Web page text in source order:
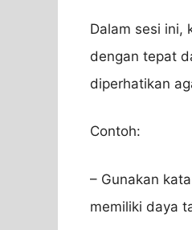
Dalam sesi ini,
dengan tepat
diperhatikan
Contoh:
– Gunakan
memiliki daya